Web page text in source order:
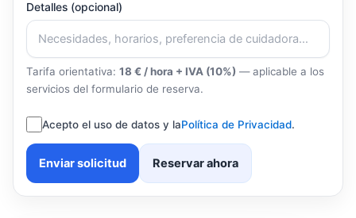
Detalles (opcional)
Tarifa orientativa: 18 € / hora + IVA (10%) — aplicable a los
servicios del formulario de reserva.
Acepto el uso de datos y laPolítica de Privacidad.
Enviar solicitud Reservar ahora